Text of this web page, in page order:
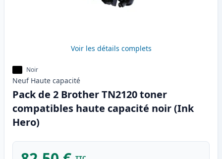
Voir les détails complets
Noir
Neuf Haute capacité
Pack de 2 Brother TN2120 toner
compatibles haute capacité noir (Ink
Hero)